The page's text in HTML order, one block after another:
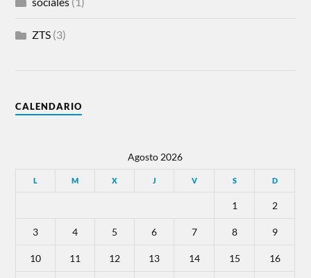
ZTS (3)
CALENDARIO
Agosto 2026
L M X J V S D
1 2
3 4 5 6 7 8 9
10 11 12 13 14 15 16